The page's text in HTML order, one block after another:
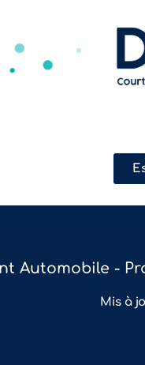
Automobile -
Mis à